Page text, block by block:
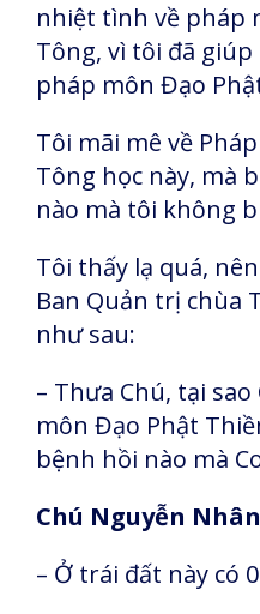
nhiệt tình về pháp
Tông, vì tôi đã
pháp môn Đạo
Tôi mãi mê về
Tông học này, mà
nào mà tôi không
Tôi thấy lạ quá,
Ban Quản trị chùa
như sau:
– Thưa Chú, tại
môn Đạo Phật
bệnh hồi nào mà
Chú Nguyễn
– Ở trái đất này có